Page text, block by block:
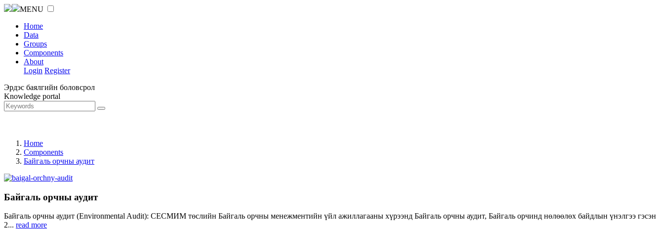
MENU
Home
Data
Groups
Components
About
Login Register
Эрдэс баялгийн боловсрол
Knowledge portal
Home
Components
Байгаль орчны аудит
Байгаль орчны аудит
Байгаль орчны аудит (Environmental Audit): СЕСМИМ төслийн Байгаль орчны менежментийн үйл ажиллагааны хүрээнд Байгаль орчны аудит, Байгаль орчинд нөлөөлөх байдлын үнэлгээ гэсэн
2... read more